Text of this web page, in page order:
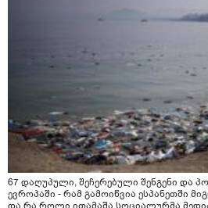
67 დაღუპული, შეჩერებული შენგენი და
ევროპაში - რამ გამოიწვია ესპანეთში
და რა როლი ითამაშა სოციალურმა